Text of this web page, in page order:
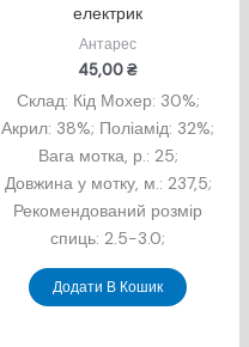
електрик
Антарес
45,00₴
Склад: Кід Мохер: 30%;
Акрил: 38%; Поліамід: 32%;
Вага мотка, р.: 25;
Довжина у мотку, м.: 237,5;
Рекомендований розмір
спиць: 2.5-3.0;
Додати В Кошик